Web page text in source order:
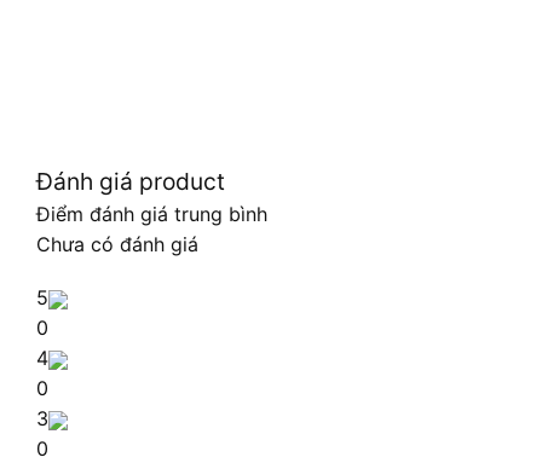
Đánh giá product
Điểm đánh giá trung bình
Chưa có đánh giá
5
0
4
0
3
0